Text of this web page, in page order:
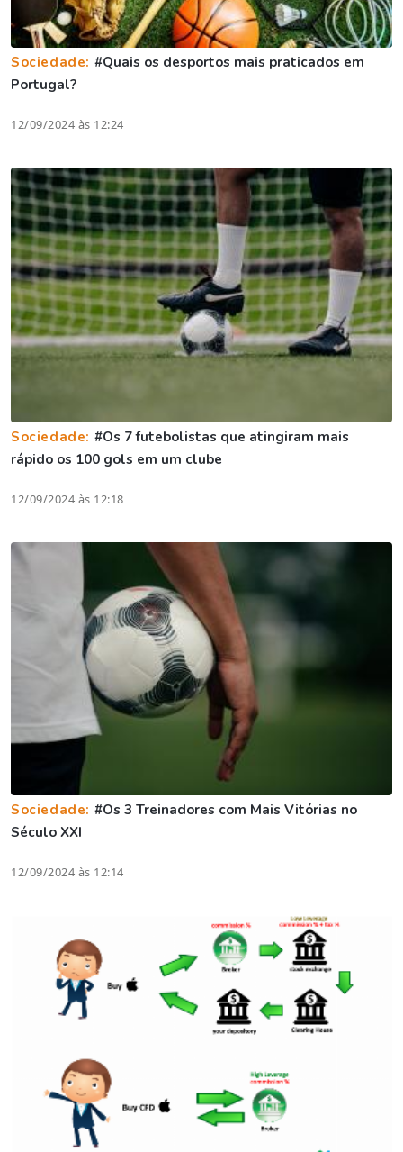
Sociedade: #Quais os desportos mais praticados em
Portugal?
12/09/2024 às 12:24
Sociedade: #Os 7 futebolistas que atingiram mais
rápido os 100 gols em um clube
12/09/2024 às 12:18
Sociedade: #Os 3 Treinadores com Mais Vitórias no
Século XXI
12/09/2024 às 12:14